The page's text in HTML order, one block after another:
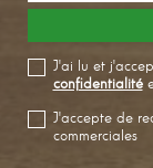
J'ai lu et
confidentialité
J'accepte de
commerciales